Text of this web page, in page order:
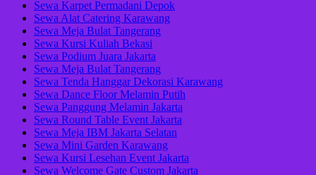
Sewa Karpet Permadani Depok
Sewa Alat Catering Karawang
Sewa Meja Bulat Tangerang
Sewa Kursi Kuliah Bekasi
Sewa Podium Juara Jakarta
Sewa Meja Bulat Tangerang
Sewa Tenda Hanggar Dekorasi Karawang
Sewa Dance Floor Melamin Putih
Sewa Panggung Melamin Jakarta
Sewa Round Table Event Jakarta
Sewa Meja IBM Jakarta Selatan
Sewa Mini Garden Karawang
Sewa Kursi Lesehan Event Jakarta
Sewa Welcome Gate Custom Jakarta